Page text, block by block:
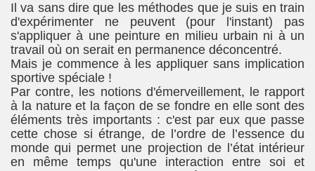
Il va sans dire que les méthodes que je suis en train
d'expérimenter ne peuvent (pour l'instant) pas
s'appliquer à une peinture en milieu urbain ni à un
travail où on serait en permanence déconcentré.
Mais je commence à les appliquer sans implication
sportive spéciale !
Par contre, les notions d'émerveillement, le rapport
à la nature et la façon de se fondre en elle sont des
éléments très importants : c'est par eux que passe
cette chose si étrange, de l’ordre de l’essence du
monde qui permet une projection de l’état intérieur
en même temps qu'une interaction entre soi et